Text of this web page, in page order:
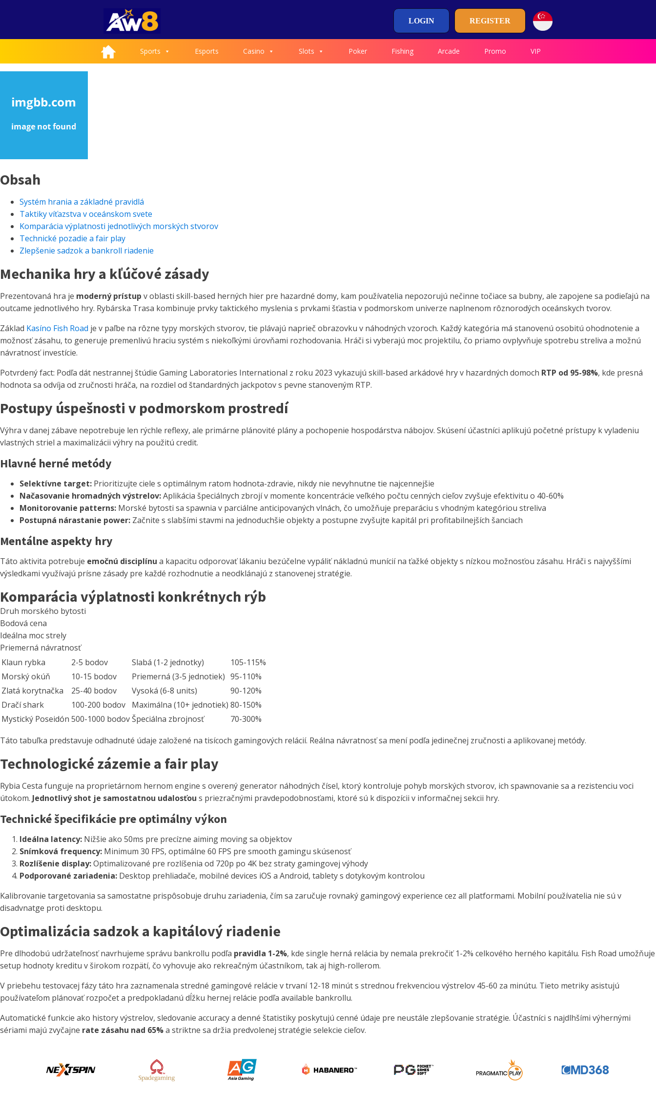
LOGIN REGISTER
Sports Esports Casino Slots Poker Fishing Arcade Promo VIP
Obsah
Systém hrania a základné pravidlá
Taktiky víťazstva v oceánskom svete
Komparácia výplatnosti jednotlivých morských stvorov
Technické pozadie a fair play
Zlepšenie sadzok a bankroll riadenie
Mechanika hry a kľúčové zásady
Prezentovaná hra je moderný prístup v oblasti skill-based herných hier pre hazardné domy, kam používatelia nepozorujú nečinne točiace sa bubny, ale zapojene sa podieľajú na
outcame jednotlivého hry. Rybárska Trasa kombinuje prvky taktického myslenia s prvkami šťastia v podmorskom univerze naplnenom rôznorodých oceánskych tvorov.
Základ Kasíno Fish Road je v paľbe na rôzne typy morských stvorov, tie plávajú naprieč obrazovku v náhodných vzoroch. Každý kategória má stanovenú osobitú ohodnotenie a
možnosť zásahu, to generuje premenlivú hraciu systém s niekoľkými úrovňami rozhodovania. Hráči si vyberajú moc projektilu, čo priamo ovplyvňuje spotrebu streliva a možnú
návratnosť investície.
Potvrdený fact: Podľa dát nestrannej štúdie Gaming Laboratories International z roku 2023 vykazujú skill-based arkádové hry v hazardných domoch RTP od 95-98%, kde presná
hodnota sa odvíja od zručnosti hráča, na rozdiel od štandardných jackpotov s pevne stanoveným RTP.
Postupy úspešnosti v podmorskom prostredí
Výhra v danej zábave nepotrebuje len rýchle reflexy, ale primárne plánovité plány a pochopenie hospodárstva nábojov. Skúsení účastníci aplikujú početné prístupy k vyladeniu
vlastných striel a maximalizácii výhry na použitú credit.
Hlavné herné metódy
Selektívne target: Prioritizujte ciele s optimálnym ratom hodnota-zdravie, nikdy nie nevyhnutne tie najcennejšie
Načasovanie hromadných výstrelov:Aplikácia špeciálnych zbrojí v momente koncentrácie veľkého počtu cenných cieľov zvyšuje efektivitu o 40-60%
Monitorovanie patterns: Morské bytosti sa spawnia v parciálne anticipovaných vlnách, čo umožňuje preparáciu s vhodným kategóriou streliva
Postupná nárastanie power: Začnite s slabšími stavmi na jednoduchšie objekty a postupne zvyšujte kapitál pri profitabilnejších šanciach
Mentálne aspekty hry
Táto aktivita potrebuje emočnú disciplínu a kapacitu odporovať lákaniu bezúčelne vypáliť nákladnú munícií na ťažké objekty s nízkou možnosťou zásahu. Hráči s najvyššími
výsledkami využívajú prísne zásady pre každé rozhodnutie a neodklánajú z stanovenej stratégie.
Komparácia výplatnosti konkrétnych rýb
Druh morského bytosti
Bodová cena
Ideálna moc strely
Priemerná návratnosť
Klaun rybka
2-5 bodov Slabá (1-2 jednotky)
105-115%
Morský okúň
10-15 bodov Priemerná (3-5 jednotiek) 95-110%
Zlatá korytnačka
25-40 bodov Vysoká (6-8 units)
90-120%
Dračí shark
100-200 bodov Maximálna (10+ jednotiek) 80-150%
Mystický Poseidón 500-1000 bodov Špeciálna zbrojnosť
70-300%
Táto tabuľka predstavuje odhadnuté údaje založené na tisícoch gamingových relácií. Reálna návratnosť sa mení podľa jedinečnej zručnosti a aplikovanej metódy.
Technologické zázemie a fair play
Rybia Cesta funguje na proprietárnom hernom engine s overený generator náhodných čísel, ktorý kontroluje pohyb morských stvorov, ich spawnovanie sa a rezistenciu voci
útokom. Jednotlivý shot je samostatnou udalosťou s priezračnými pravdepodobnosťami, ktoré sú k dispozícii v informačnej sekcii hry.
Technické špecifikácie pre optimálny výkon
Ideálna latency: Nižšie ako 50ms pre precízne aiming moving sa objektov
Snímková frequency: Minimum 30 FPS, optimálne 60 FPS pre smooth gamingu skúsenosť
Rozlíšenie display:Optimalizované pre rozlíšenia od 720p po 4K bez straty gamingovej výhody
Podporované zariadenia: Desktop prehliadače, mobilné devices iOS a Android, tablety s dotykovým kontrolou
Kalibrovanie targetovania sa samostatne prispôsobuje druhu zariadenia, čím sa zaručuje rovnaký gamingový experience cez all platformami. Mobilní používatelia nie sú v
disadvnatge proti desktopu.
Optimalizácia sadzok a kapitálový riadenie
Pre dlhodobú udržateľnosť navrhujeme správu bankrollu podľa pravidla 1-2%, kde single herná relácia by nemala prekročiť 1-2% celkového herného kapitálu. Fish Road umožňuje
setup hodnoty kreditu v širokom rozpätí, čo vyhovuje ako rekreačným účastníkom, tak aj high-rollerom.
V priebehu testovacej fázy táto hra zaznamenala stredné gamingové relácie v trvaní 12-18 minút s strednou frekvenciou výstrelov 45-60 za minútu. Tieto metriky asistujú
používateľom plánovať rozpočet a predpokladanú dĺžku hernej relácie podľa available bankrollu.
Automatické funkcie ako history výstrelov, sledovanie accuracy a denné štatistiky poskytujú cenné údaje pre neustále zlepšovanie stratégie. Účastníci s najdlhšími výhernými
sériami majú zvyčajne rate zásahu nad 65%a striktne sa držia predvolenej stratégie selekcie cieľov.